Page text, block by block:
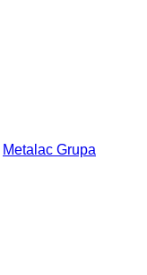
Metalac Grupa